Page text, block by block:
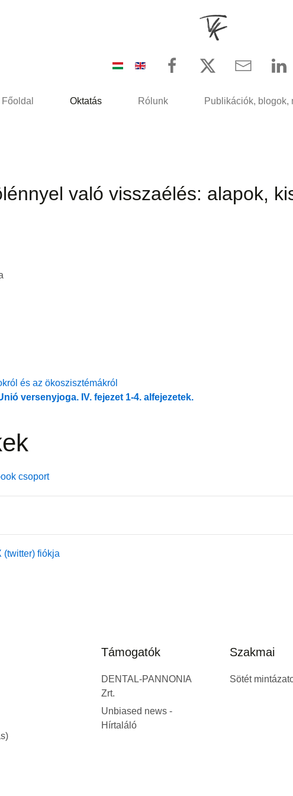
Főoldal Oktatás Rólunk Publikációk, blogok,
való visszaélés: alapok,
és az ökoszisztémákról
versenyjoga. IV. fejezet 1-4. alfejezetek.
csoport
(twitter) fiókja
Támogatók
DENTAL-PANNONIA
Zrt.
Unbiased news -
Hírtaláló
Szakmai
Sötét